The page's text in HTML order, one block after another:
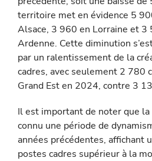
territoire met en évidence 5
Alsace, 3 960 en Lorraine et 3
Ardenne. Cette diminution
par un ralentissement de la
cadres, avec seulement 2 780
Grand Est en 2024, contre 3
Il est important de noter que
connu une période de
années précédentes, affichant
postes cadres supérieur à la